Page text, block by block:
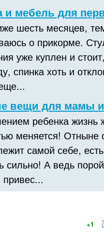
и мебель для
шесть месяцев,
о прикорме.
уже куплен и
спинка хоть и
вещи для мамы и
ребенка
меняется! Отныне
самой себе,
сильно! А ведь
+1